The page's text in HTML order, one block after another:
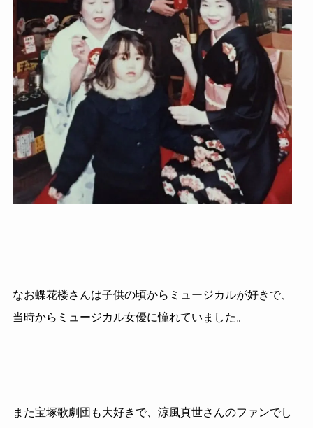
なお蝶花楼さんは子供の頃からミュージカルが好きで、
当時からミュージカル女優に憧れていました。
また宝塚歌劇団も大好きで、涼風真世さんのファンでし